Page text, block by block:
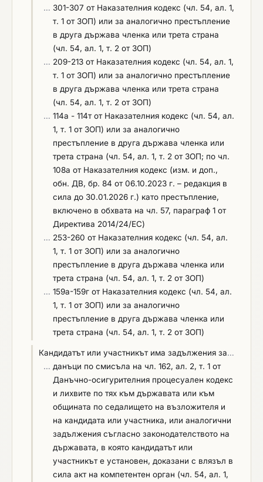
чуждестранно лице представя и документ, че
има право да извършва възложените дейности
на територията на Република България.
стойностите, датите и получателите, заедно с
документи, които доказват извършената
доставка.
… 301-307 от Наказателния кодекс (чл. 54, ал. 1,
т. 1 от ЗОП) или за аналогично престъпление
в друга държава членка или трета страна
(чл. 54, ал. 1, т. 2 от ЗОП)
… 209-213 от Наказателния кодекс (чл. 54, ал. 1,
т. 1 от ЗОП) или за аналогично престъпление
в друга държава членка или трета страна
(чл. 54, ал. 1, т. 2 от ЗОП)
… 114а - 114т от Наказателния кодекс (чл. 54, ал.
1, т. 1 от ЗОП) или за аналогично
престъпление в друга държава членка или
трета страна (чл. 54, ал. 1, т. 2 от ЗОП; по чл.
108а от Наказателния кодекс (изм. и доп.,
обн. ДВ, бр. 84 от 06.10.2023 г. – редакция в
сила до 30.01.2026 г.) като престъпление,
включено в обхвата на чл. 57, параграф 1 от
Директива 2014/24/ЕС)
… 253-260 от Наказателния кодекс (чл. 54, ал.
1, т. 1 от ЗОП) или за аналогично
престъпление в друга държава членка или
трета страна (чл. 54, ал. 1, т. 2 от ЗОП)
… 159а-159г от Наказателния кодекс (чл. 54, ал.
1, т. 1 от ЗОП) или за аналогично
престъпление в друга държава членка или
трета страна (чл. 54, ал. 1, т. 2 от ЗОП)
Кандидатът или участникът има задължения за…
… данъци по смисъла на чл. 162, ал. 2, т. 1 от
Данъчно-осигурителния процесуален кодекс
и лихвите по тях към държавата или към
общината по седалището на възложителя и
на кандидата или участника, или аналогични
задължения съгласно законодателството на
държавата, в която кандидатът или
участникът е установен, доказани с влязъл в
сила акт на компетентен орган (чл. 54, ал. 1,